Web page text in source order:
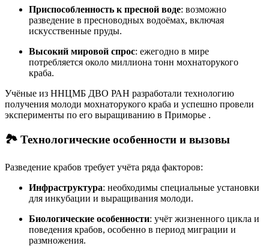
Приспособленность к пресной воде: возможно
разведение в пресноводных водоёмах, включая
искусственные пруды.
Высокий мировой спрос: ежегодно в мире
потребляется около миллиона тонн мохнаторукого
краба.​
Учёные из ННЦМБ ДВО РАН разработали технологию
получения молоди мохнаторукого краба и успешно провели
эксперименты по его выращиванию в Приморье .​
🏞️ Технологические особенности и вызовы
Разведение крабов требует учёта ряда факторов:
Инфраструктура: необходимы специальные установки
для инкубации и выращивания молоди.
Биологические особенности: учёт жизненного цикла и
поведения крабов, особенно в период миграции и
размножения.